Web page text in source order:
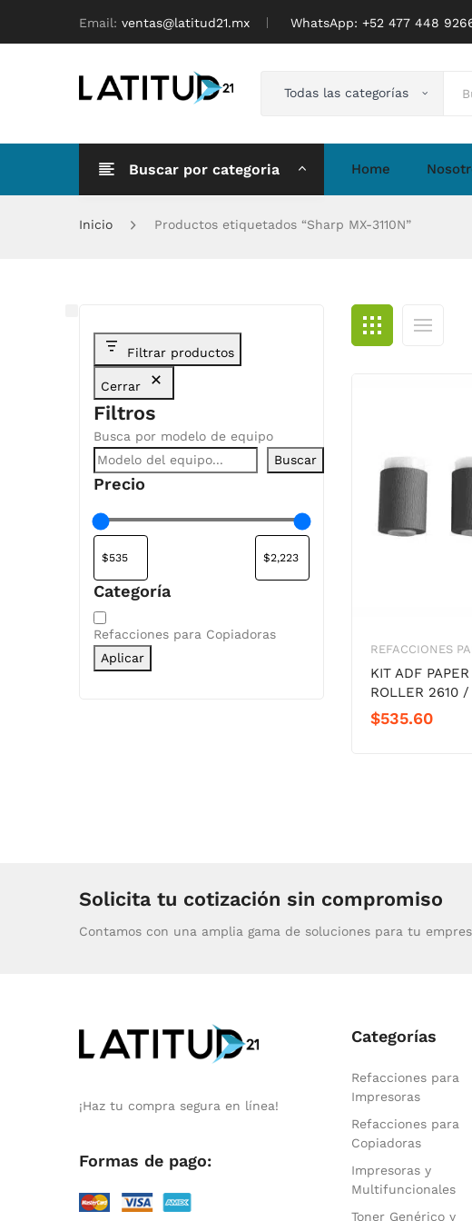
Email: ventas@latitud21.mx WhatsApp: ‪+52 477 448
Todas las categorías
Buscar por categoria Home
Inicio Productos etiquetados “Sharp MX-3110N”
REFACCIONES
KIT ADF
ROLLER 2610
$535.60
Filtrar productos
Cerrar
Filtros
Busca por modelo de equipo
Buscar
Precio
Categoría
Categoría
Refacciones para Copiadoras
Aplicar
Solicita tu cotización sin compromiso
Contamos con una amplia gama de soluciones para tu
¡Haz tu compra segura en línea!
Formas de pago:
Categorías
Refacciones para
Impresoras
Refacciones para
Copiadoras
Impresoras y
Multifuncionales
Toner Genérico y